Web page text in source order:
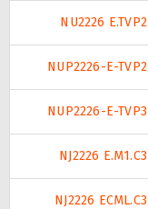
NU2226 E.TVP2
NUP2226-E-TVP2
NUP2226-E-TVP3
NJ2226 E.M1.C3
NJ2226 ECML.C3